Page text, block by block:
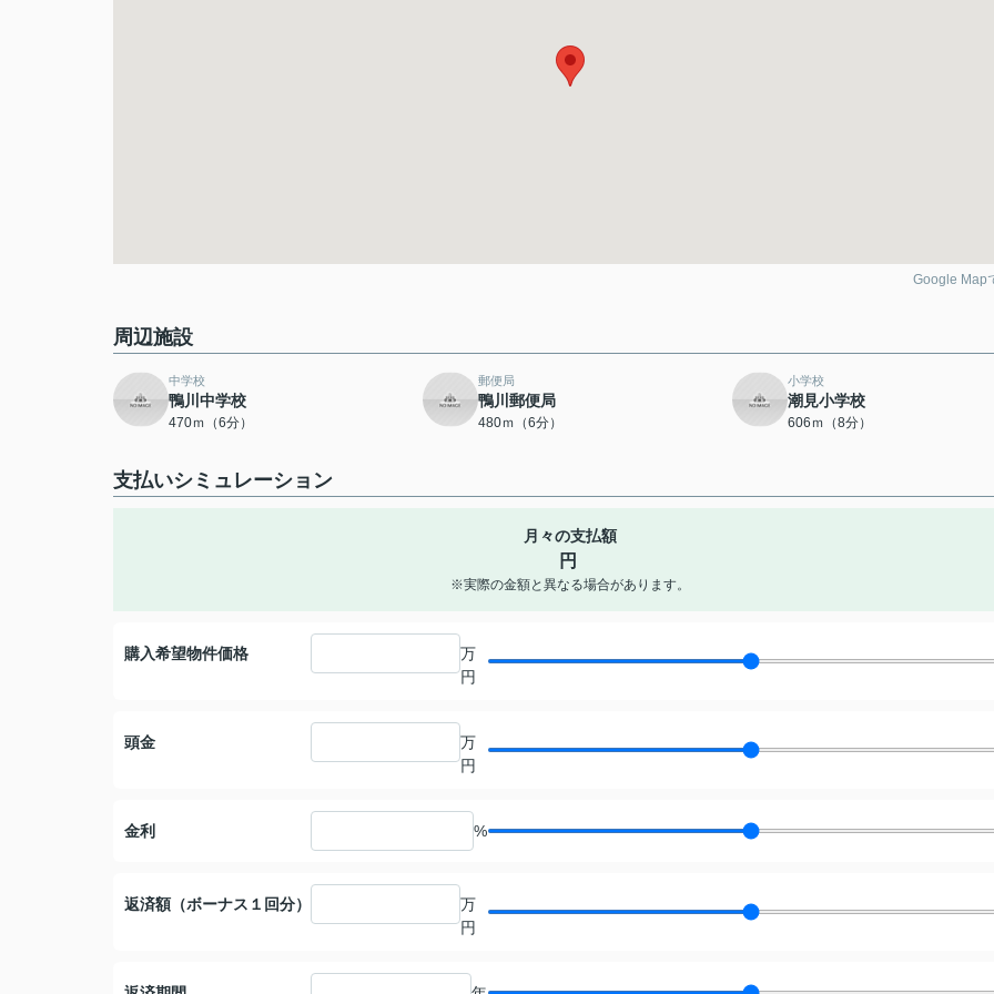
Google Map
周辺施設
中学校
鴨川中学校
470ｍ（6分）
郵便局
鴨川郵便局
480ｍ（6分）
小学校
潮見小学校
606ｍ（8分）
支払いシミュレーション
月々の支払額
円
※実際の金額と異なる場合があります。
購入希望物件価格
万
円
頭金
万
円
金利 %
返済額（ボーナス１回分）
万
円